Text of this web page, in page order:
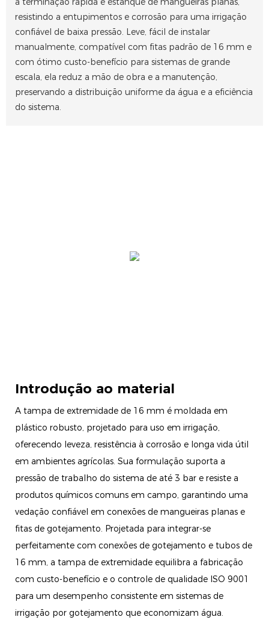
resistindo a entupimentos e corrosão para uma irrigação
confiável de baixa pressão. Leve, fácil de instalar
manualmente, compatível com fitas padrão de 16 mm e
com ótimo custo-benefício para sistemas de grande
escala, ela reduz a mão de obra e a manutenção,
preservando a distribuição uniforme da água e a eficiência
do sistema.
Introdução ao material
A tampa de extremidade de 16 mm é moldada em
plástico robusto, projetado para uso em irrigação,
oferecendo leveza, resistência à corrosão e longa vida útil
em ambientes agrícolas. Sua formulação suporta a
pressão de trabalho do sistema de até 3 bar e resiste a
produtos químicos comuns em campo, garantindo uma
vedação confiável em conexões de mangueiras planas e
fitas de gotejamento. Projetada para integrar-se
perfeitamente com conexões de gotejamento e tubos de
16 mm, a tampa de extremidade equilibra a fabricação
com custo-benefício e o controle de qualidade ISO 9001
para um desempenho consistente em sistemas de
irrigação por gotejamento que economizam água.